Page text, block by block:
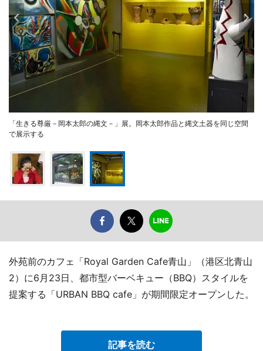
「生きる尊厳－岡本太郎の縄文－」展。岡本太郎作品と縄文土器を同じ空間
で展示する
外苑前のカフェ「Royal Garden Cafe青山」（港区北青山
2）に6月23日、都市型バーベキュー（BBQ）スタイルを
提案する「URBAN BBQ cafe」が期間限定オープンした。
記事を読む